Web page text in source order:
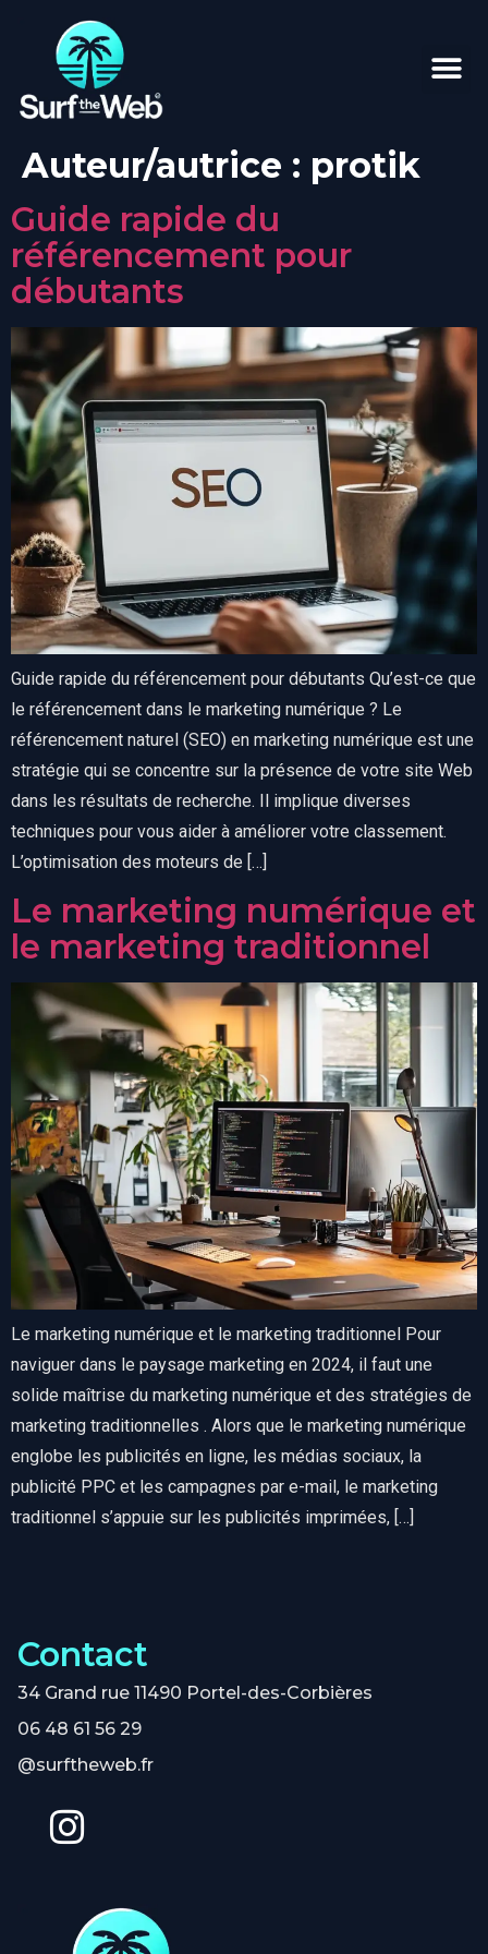
Auteur/autrice : protik
Guide rapide du
référencement pour
débutants
Guide rapide du référencement pour débutants Qu’est-ce que
le référencement dans le marketing numérique ? Le
référencement naturel (SEO) en marketing numérique est une
stratégie qui se concentre sur la présence de votre site Web
dans les résultats de recherche. Il implique diverses
techniques pour vous aider à améliorer votre classement.
L’optimisation des moteurs de […]
Le marketing numérique et
le marketing traditionnel
Le marketing numérique et le marketing traditionnel Pour
naviguer dans le paysage marketing en 2024, il faut une
solide maîtrise du marketing numérique et des stratégies de
marketing traditionnelles . Alors que le marketing numérique
englobe les publicités en ligne, les médias sociaux, la
publicité PPC et les campagnes par e-mail, le marketing
traditionnel s’appuie sur les publicités imprimées, […]
Contact
34 Grand rue 11490 Portel-des-Corbières
06 48 61 56 29
@surftheweb.fr